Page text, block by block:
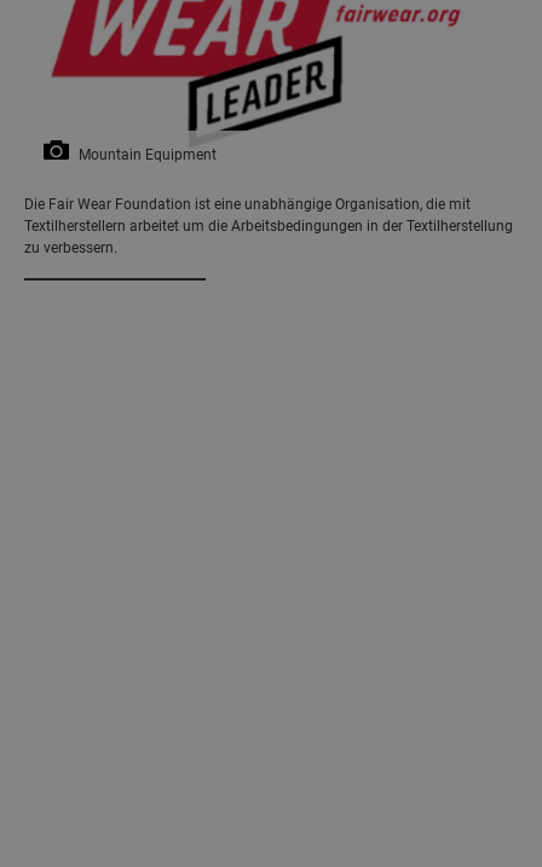
Mountain Equipment
Die Fair Wear Foundation ist eine unabhängige Organisation, die mit
Textilherstellern arbeitet um die Arbeitsbedingungen in der Textilherstellung
zu verbessern.